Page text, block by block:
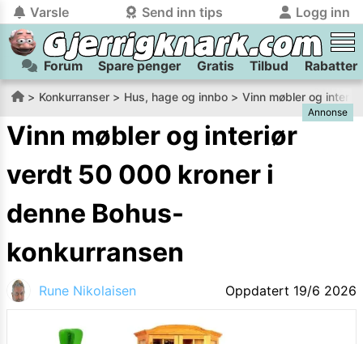
Varsle Send inn tips Logg inn
tilbake
Logg inn på Gjerrigknark.com:
Du kan logge inn / registrere bruker trygt og helt gratis på
gjerrigknark.com ved å benytte Vipps-innlogging.
Logg inn med Vipps
tilbake
Send inn tips:
Har du et tips til meg? Jeg premierer de beste tipsene med
flaxlodd!
Kamera
Velg bilde
Send inn
kontaktdetaljer i neste steg.
Forum Spare penger Gratis Tilbud Rabatter
Konkurranser Hus, hage og innbo Vinn møbler og
Annonse
Vinn møbler og interiør
verdt 50 000 kroner i
denne Bohus-
konkurransen
Rune Nikolaisen Oppdatert 19/6 2026